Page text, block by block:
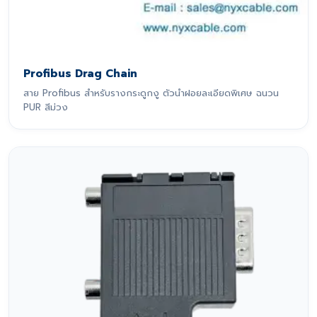
Profibus Drag Chain
สาย Profibus สำหรับรางกระดูกงู ตัวนำฝอยละเอียดพิเศษ ฉนวน
PUR สีม่วง